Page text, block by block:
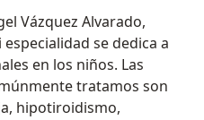
Vázquez Alvarado,
se dedica a
en los niños. Las
tratamos son
hipotiroidismo,